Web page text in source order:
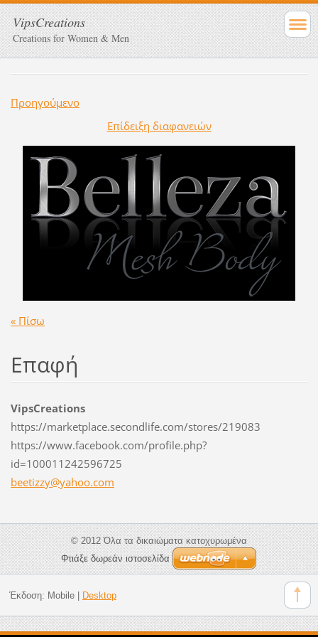
VipsCreations
Creations for Women & Men
Προηγούμενο
Επίδειξη διαφανειών
« Πίσω
Επαφή
VipsCreations
https://marketplace.secondlife.com/stores/219083
https://www.facebook.com/profile.php?
id=100011242596725
beetizzy@yahoo.com
© 2012 Όλα τα δικαιώματα κατοχυρωμένα
Φτιάξε δωρεάν ιστοσελίδα
Έκδοση: Mobile| Desktop